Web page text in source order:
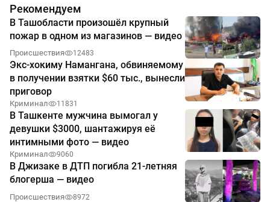
Рекомендуем
В Ташобласти произошёл крупный
пожар в одном из магазинов — видео
Происшествия 12483
Экс-хокиму Намангана, обвиняемому
в получении взятки $60 тыс., вынесли
приговор
Криминал 11831
В Ташкенте мужчина вымогал у
девушки $3000, шантажируя её
интимными фото — видео
Криминал 9060
В Джизаке в ДТП погибла 21-летняя
блогерша — видео
Происшествия 8972